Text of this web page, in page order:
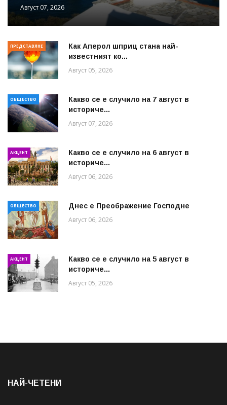
Август 07, 2026
ПРЕДСТАВЯНЕ
Как Аперол шприц стана най-
известният ко...
Август 05, 2026
ОБЩЕСТВО
Какво се е случило на 7 август в
историче...
Август 07, 2026
АКЦЕНТ
Какво се е случило на 6 август в
историче...
Август 06, 2026
ОБЩЕСТВО Днес е Преображение Господне
Август 06, 2026
АКЦЕНТ
Какво се е случило на 5 август в
историче...
Август 05, 2026
НАЙ-ЧЕТЕНИ